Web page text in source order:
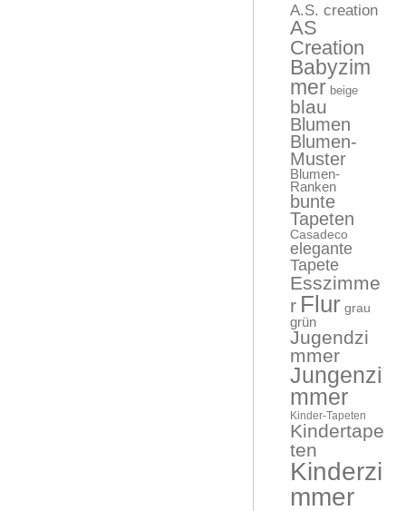
A.S. creation
AS
Creation
Babyzim
mer beige
blau
Blumen
Blumen-
Muster
Blumen-
Ranken
bunte
Tapeten
Casadeco
elegante
Tapete
Esszimme
r Flur grau
grün
Jugendzi
mmer
Jungenzi
mmer
Kinder-Tapeten
Kindertape
ten
Kinderzi
mmer